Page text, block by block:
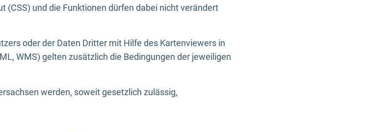
(CSS) und die Funktionen dürfen dabei nicht verändert
oder der Daten Dritter mit Hilfe des Kartenviewers in
WMS) gelten zusätzlich die Bedingungen der jeweiligen
werden, soweit gesetzlich zulässig,